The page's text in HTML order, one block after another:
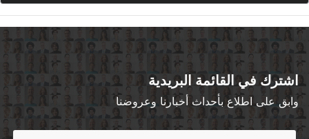
اشترك في القائمة البريدية
وابق على اطلاع بأحداث أخبارنا وعروضنا